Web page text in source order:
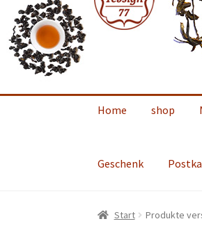
Home shop
Geschenk
Start Produkte